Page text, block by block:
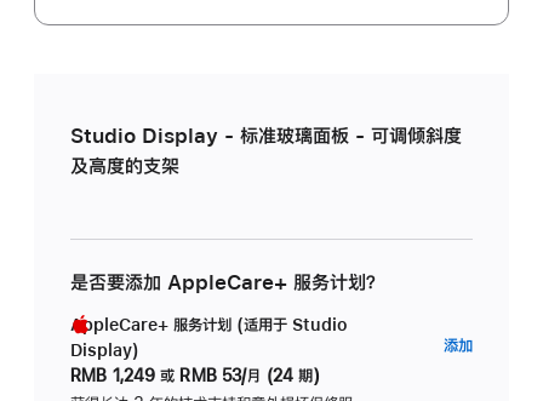
Studio Display - 标准玻璃面板 - 可调倾斜度
及高度的支架
是否要添加 AppleCare+ 服务计划？
AppleCare+ 服务计划 (适用于 Studio
Display)
RMB 1,249 或 RMB 53/月 (24 期)
添加